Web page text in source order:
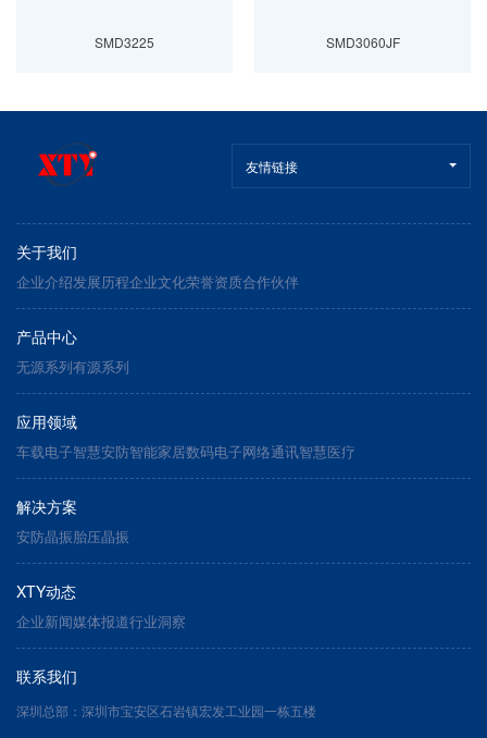
SMD3225 SMD3060JF
友情链接
关于我们
企业介绍发展历程企业文化荣誉资质合作伙伴
产品中心
无源系列有源系列
应用领域
车载电子智慧安防智能家居数码电子网络通讯智慧医疗
解决方案
安防晶振胎压晶振
XTY动态
企业新闻媒体报道行业洞察
联系我们
深圳总部：深圳市宝安区石岩镇宏发工业园一栋五楼